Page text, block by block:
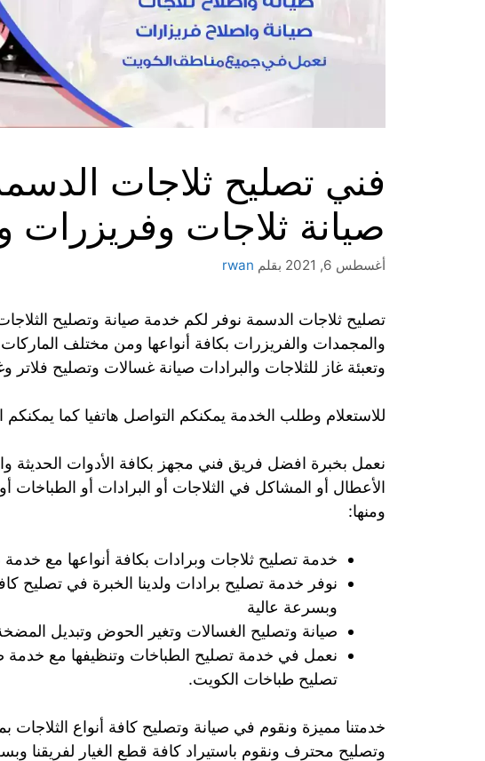
صيانة ثلاجات
أغسطس 6, 2021 بقلم rwan
تصليح ثلاجات الدسمة نوفر لكم خدمة صيانة وتصليح
والمجمدات والفريزرات بكافة أنواعها ومن مختلف
وتعبئة غاز للثلاجات والبرادات صيانة غسالات وتصليح
للاستعلام وطلب الخدمة يمكنكم التواصل هاتفيا كما يمكنكم
نعمل بخبرة افضل فريق فني مجهز بكافة الأدوات الحديثة
الأعطال أو المشاكل في الثلاجات أو البرادات أو الطباخات
ومنها:
خدمة تصليح ثلاجات وبرادات بكافة أنواعها مع خدمة
نوفر خدمة تصليح برادات ولدينا الخبرة في تصليح
وبسرعة عالية
صيانة وتصليح الغسالات وتغير الحوض وتبديل
نعمل في خدمة تصليح الطباخات وتنظيفها مع خدمة
تصليح طباخات الكويت.
خدمتنا مميزة ونقوم في صيانة وتصليح كافة أنواع
وتصليح محترف ونقوم باستيراد كافة قطع الغيار لفريقنا